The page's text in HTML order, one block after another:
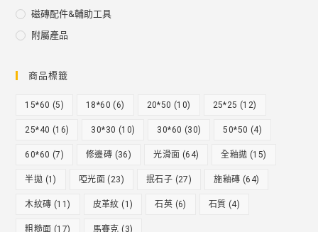
磁磚配件&輔助工具
附屬產品
商品標籤
15*60 (5) 18*60 (6) 20*50 (10) 25*25 (12)
25*40 (16) 30*30 (10) 30*60 (30) 50*50 (4)
60*60 (7) 修邊磚 (36) 光滑面 (64) 全釉拋 (15)
半拋 (1) 啞光面 (23) 抿石子 (27) 施釉磚 (64)
木紋磚 (11) 皮革紋 (1) 石英 (6) 石質 (4)
粗糙面 (17) 馬賽克 (3)